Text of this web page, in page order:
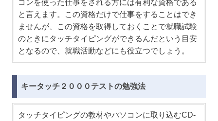
コンを使った仕事をされる方には有利な資格である
と言えます。この資格だけで仕事をすることはでき
ませんが、この資格を取得しておくことで就職試験
のときにタッチタイピングができるんだという目安
となるので、就職活動などにも役立つでしょう。
キータッチ２０００テストの勉強法
タッチタイピングの教材やパソコンに取り込むCD-